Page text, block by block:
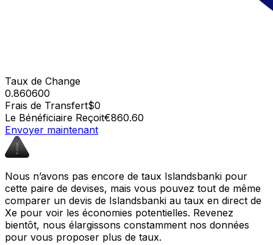
Taux de Change
0.860600
Frais de Transfert$0
Le Bénéficiaire Reçoit€860.60
Envoyer maintenant
Nous n’avons pas encore de taux Islandsbanki pour
cette paire de devises, mais vous pouvez tout de même
comparer un devis de Islandsbanki au taux en direct de
Xe pour voir les économies potentielles. Revenez
bientôt, nous élargissons constamment nos données
pour vous proposer plus de taux.